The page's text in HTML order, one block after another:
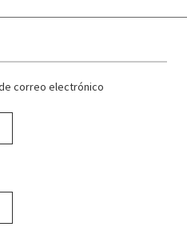
correo electrónico